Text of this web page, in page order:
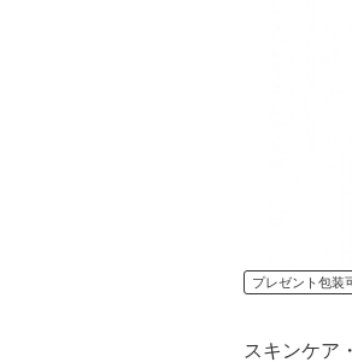
プレゼント包装
スキンケア